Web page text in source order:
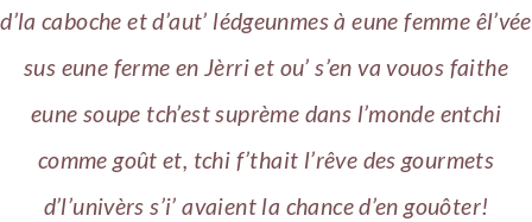
d’la caboche et d’aut’ lédgeunmes à eune femme êl’vée
sus eune ferme en Jèrri et ou’ s’en va vouos faithe
eune soupe tch’est suprème dans l’monde entchi
comme goût et, tchi f’thait l’rêve des gourmets
d’l’univèrs s’i’ avaient la chance d’en gouôter!